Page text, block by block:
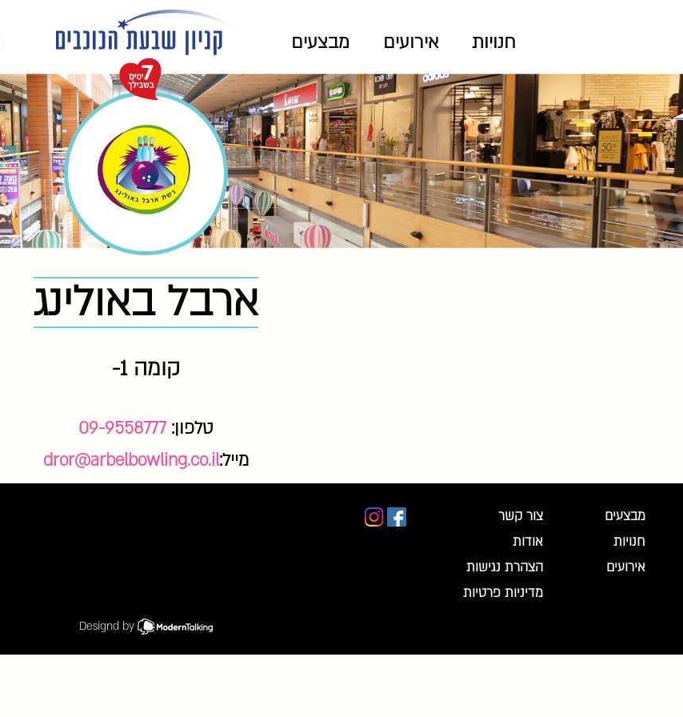
חנויות אירועים מבצעים
ארבל באולינג
קומה 1-
טלפון:09-9558777
מייל:dror@arbelbowling.co.il
מבצעים
חנויות
אירועים
צור קשר
אודות
הצהרת נגישות
מדיניות פרטיות
Designd by